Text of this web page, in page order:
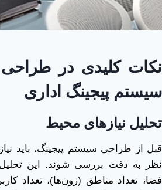
نکات کلیدی در
سیستم پیجینگ اداری
تحلیل نیازهای محیط
قبل از طراحی سیستم پیجینگ، باید
نظر به دقت بررسی شوند. این
فضا، تعداد مناطق (زون‌ها)، تعداد